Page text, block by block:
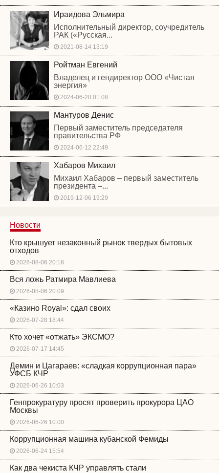
Ираидова Эльмира
Исполнительный директор, соучредитель
РАК («Русская...
2021-08-14 13:19
Ройтман Евгений
Владелец и гендиректор ООО «Чистая
энергия»
2024-06-20 01:08
Мантуров Денис
Первый заместитель председателя
правительства РФ
2024-06-12 22:49
Хабаров Михаил
Михаил Хабаров – первый заместитель
президента –...
2019-12-06 19:29
Новости
Кто крышует незаконный рынок твердых бытовых
отходов
2026-08-06 20:18
Вся ложь Ратмира Мавлиева
2026-08-06 20:09
«Казино Royal»: сдал своих
2026-07-28 18:44
Кто хочет «отжать» ЭКСМО?
2026-07-17 14:45
Демин и Цагараев: «сладкая коррупционная пара»
УФСБ КЧР
2026-06-26 10:03
Генпрокуратуру просят проверить прокурора ЦАО
Москвы
2026-06-26 10:00
Коррупционная машина кубанской Фемиды
2026-06-24 15:54
Как два чекиста КЧР управлять стали